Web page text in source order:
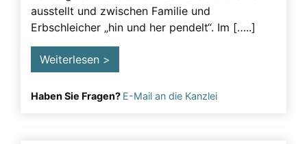
ausstellt und zwischen Familie und
Erbschleicher „hin und her pendelt“. Im […..]
Weiterlesen >
Haben Sie Fragen? E-Mail an die Kanzlei